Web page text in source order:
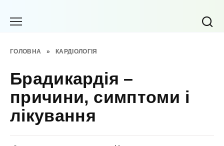
ГОЛОВНА » КАРДІОЛОГІЯ
Брадикардія –
причини, симптоми і
лікування